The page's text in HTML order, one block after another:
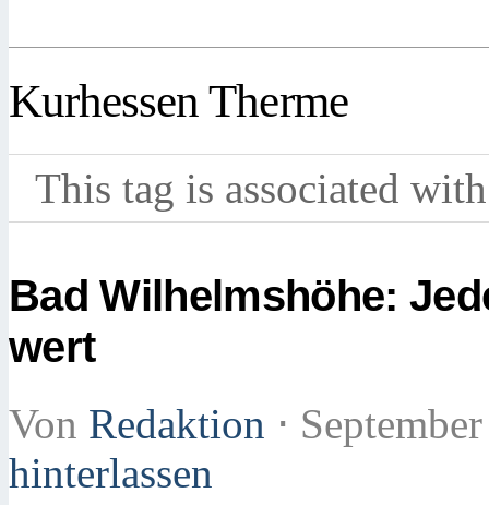
Kurhessen Therme
This tag is associated
Bad Wilhelmshöhe:
wert
Von Redaktion ⋅
hinterlassen